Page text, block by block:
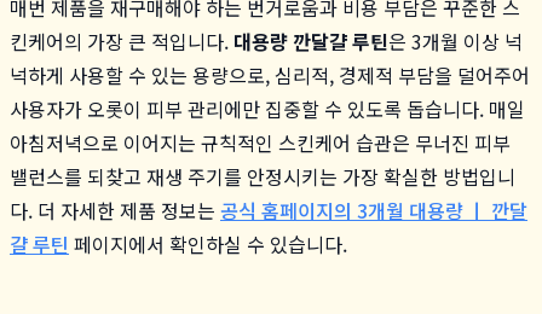
매번 제품을 재구매해야 하는 번거로움과 비용 부담은 꾸준한 스
킨케어의 가장 큰 적입니다. 대용량 깐달걀 루틴은 3개월 이상 넉
넉하게 사용할 수 있는 용량으로, 심리적, 경제적 부담을 덜어주어
사용자가 오롯이 피부 관리에만 집중할 수 있도록 돕습니다. 매일
아침저녁으로 이어지는 규칙적인 스킨케어 습관은 무너진 피부
밸런스를 되찾고 재생 주기를 안정시키는 가장 확실한 방법입니
다. 더 자세한 제품 정보는 공식 홈페이지의 3개월 대용량 ㅣ 깐달
걀 루틴 페이지에서 확인하실 수 있습니다.